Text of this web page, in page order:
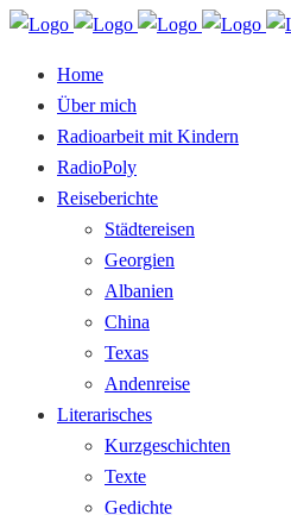
Home
Über mich
Radioarbeit mit Kindern
RadioPoly
Reiseberichte
Städtereisen
Georgien
Albanien
China
Texas
Andenreise
Literarisches
Kurzgeschichten
Texte
Gedichte